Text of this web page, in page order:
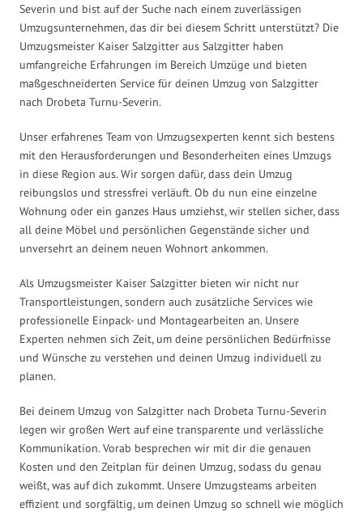
Severin und bist auf der Suche nach einem zuverlässigen
Umzugsunternehmen, das dir bei diesem Schritt unterstützt? Die
Umzugsmeister Kaiser Salzgitter aus Salzgitter haben
umfangreiche Erfahrungen im Bereich Umzüge und bieten
maßgeschneiderten Service für deinen Umzug von Salzgitter
nach Drobeta Turnu-Severin.
Unser erfahrenes Team von Umzugsexperten kennt sich bestens
mit den Herausforderungen und Besonderheiten eines Umzugs
in diese Region aus. Wir sorgen dafür, dass dein Umzug
reibungslos und stressfrei verläuft. Ob du nun eine einzelne
Wohnung oder ein ganzes Haus umziehst, wir stellen sicher, dass
all deine Möbel und persönlichen Gegenstände sicher und
unversehrt an deinem neuen Wohnort ankommen.
Als Umzugsmeister Kaiser Salzgitter bieten wir nicht nur
Transportleistungen, sondern auch zusätzliche Services wie
professionelle Einpack- und Montagearbeiten an. Unsere
Experten nehmen sich Zeit, um deine persönlichen Bedürfnisse
und Wünsche zu verstehen und deinen Umzug individuell zu
planen.
Bei deinem Umzug von Salzgitter nach Drobeta Turnu-Severin
legen wir großen Wert auf eine transparente und verlässliche
Kommunikation. Vorab besprechen wir mit dir die genauen
Kosten und den Zeitplan für deinen Umzug, sodass du genau
weißt, was auf dich zukommt. Unsere Umzugsteams arbeiten
effizient und sorgfältig, um deinen Umzug so schnell wie möglich